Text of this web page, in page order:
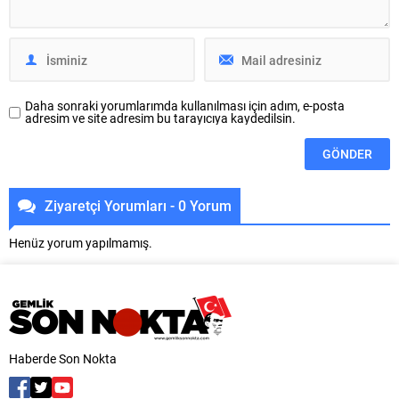
ortaokul ve lise öğrencilerine
Daha sonraki yorumlarımda kullanılması için adım, e-posta
adresim ve site adresim bu tarayıcıya kaydedilsin.
Ziyaretçi Yorumları - 0 Yorum
Henüz yorum yapılmamış.
Haberde Son Nokta